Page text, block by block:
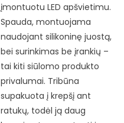
įmontuotu LED apšvietimu.
Spauda, montuojama
naudojant silikoninę juostą,
bei surinkimas be įrankių –
tai kiti siūlomo produkto
privalumai. Tribūna
supakuota į krepšį ant
ratukų, todėl ją daug